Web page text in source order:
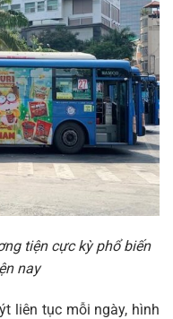
tiện cực kỳ phổ biến
nay
liên tục mỗi ngày, hình